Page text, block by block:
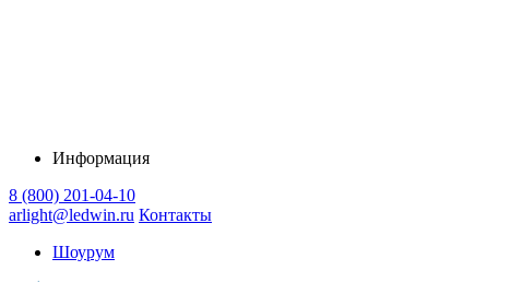
Информация
8 (800) 201-04-10
arlight@ledwin.ru Контакты
Шоурум